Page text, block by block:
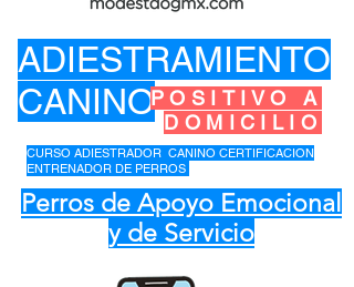
ADIESTRAMIENTO
CANINOPOSITIVO A
DOMICILIO
Perros de Apoyo Emocional
y de Servicio
CURSO ADIESTRADOR CANINO CERTIFICACION
ENTRENADOR DE PERROS